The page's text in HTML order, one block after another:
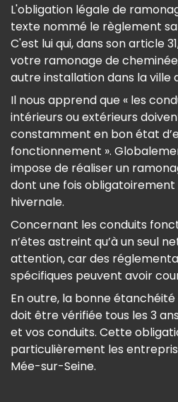
L'obligation légale de
texte nommé le règlement
C'est lui qui, dans son article
votre ramonage de
autre installation dans la ville
Il nous apprend que « les
intérieurs ou extérieurs
constamment en bon état
fonctionnement ».
impose de réaliser un
dont une fois
hivernale.
Concernant les conduits
n’êtes astreint qu’à un seul
attention, car des
spécifiques peuvent avoir
En outre, la bonne
doit être vérifiée tous les 3
et vos conduits. Cette
particulièrement les
Mée-sur-Seine.